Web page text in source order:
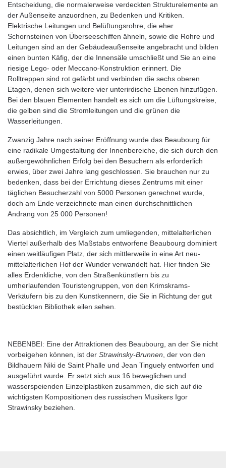
Entscheidung, die normalerweise verdeckten Strukturelemente an
der Außenseite anzuordnen, zu Bedenken und Kritiken.
Elektrische Leitungen und Belüftungsrohre, die eher
Schornsteinen von Überseeschiffen ähneln, sowie die Rohre und
Leitungen sind an der Gebäudeaußenseite angebracht und bilden
einen bunten Käfig, der die Innensäle umschließt und Sie an eine
riesige Lego- oder Meccano-Konstruktion erinnert. Die
Rolltreppen sind rot gefärbt und verbinden die sechs oberen
Etagen, denen sich weitere vier unterirdische Ebenen hinzufügen.
Bei den blauen Elementen handelt es sich um die Lüftungskreise,
die gelben sind die Stromleitungen und die grünen die
Wasserleitungen.
Zwanzig Jahre nach seiner Eröffnung wurde das Beaubourg für
eine radikale Umgestaltung der Innenbereiche, die sich durch den
außergewöhnlichen Erfolg bei den Besuchern als erforderlich
erwies, über zwei Jahre lang geschlossen. Sie brauchen nur zu
bedenken, dass bei der Errichtung dieses Zentrums mit einer
täglichen Besucherzahl von 5000 Personen gerechnet wurde,
doch am Ende verzeichnete man einen durchschnittlichen
Andrang von 25 000 Personen!
Das absichtlich, im Vergleich zum umliegenden, mittelalterlichen
Viertel außerhalb des Maßstabs entworfene Beaubourg dominiert
einen weitläufigen Platz, der sich mittlerweile in eine Art neu-
mittelalterlichen Hof der Wunder verwandelt hat. Hier finden Sie
alles Erdenkliche, von den Straßenkünstlern bis zu
umherlaufenden Touristengruppen, von den Krimskrams-
Verkäufern bis zu den Kunstkennern, die Sie in Richtung der gut
bestückten Bibliothek eilen sehen.
NEBENBEI: Eine der Attraktionen des Beaubourg, an der Sie nicht
vorbeigehen können, ist der Strawinsky-Brunnen , der von den
Bildhauern Niki de Saint Phalle und Jean Tinguely entworfen und
ausgeführt wurde. Er setzt sich aus 16 beweglichen und
wasserspeienden Einzelplastiken zusammen, die sich auf die
wichtigsten Kompositionen des russischen Musikers Igor
Strawinsky beziehen.